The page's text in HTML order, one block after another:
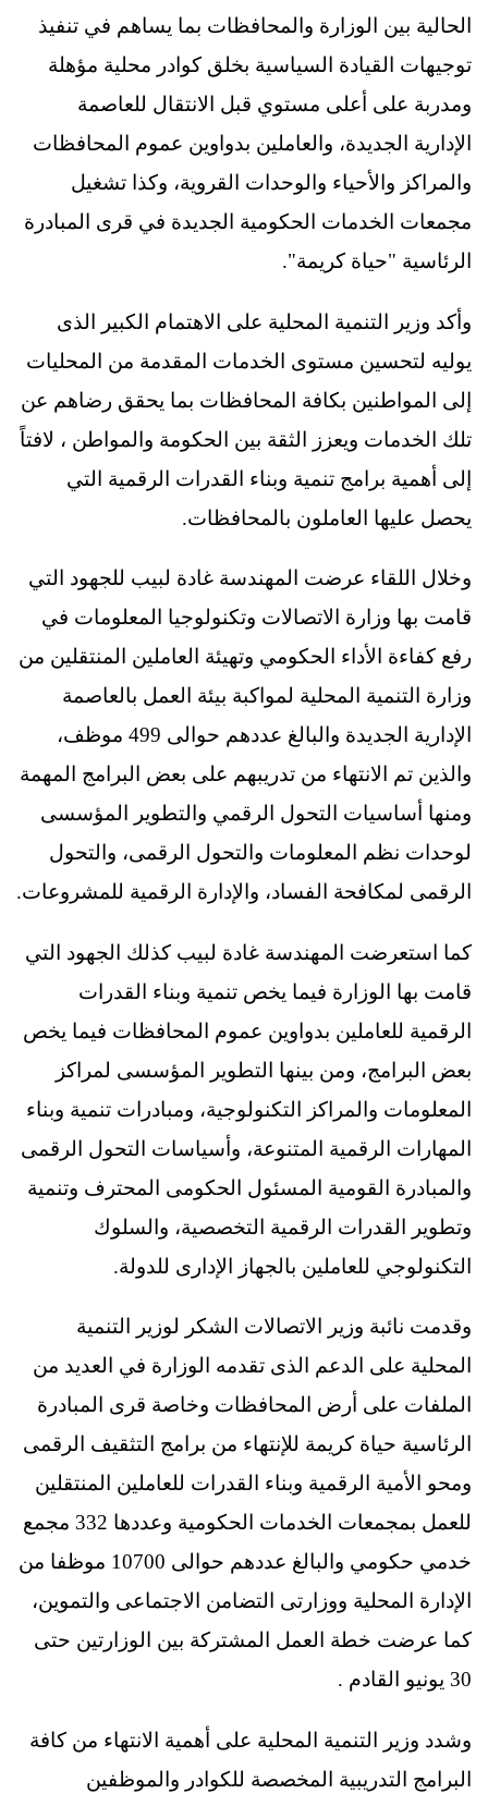
الحالية بين الوزارة والمحافظات بما يساهم في تنفيذ
توجيهات القيادة السياسية بخلق كوادر محلية مؤهلة
ومدربة على أعلى مستوي قبل الانتقال للعاصمة
الإدارية الجديدة، والعاملين بدواوين عموم المحافظات
والمراكز والأحياء والوحدات القروية، وكذا تشغيل
مجمعات الخدمات الحكومية الجديدة في قرى المبادرة
الرئاسية "حياة كريمة".
وأكد وزير التنمية المحلية على الاهتمام الكبير الذى
يوليه لتحسين مستوى الخدمات المقدمة من المحليات
إلى المواطنين بكافة المحافظات بما يحقق رضاهم عن
تلك الخدمات ويعزز الثقة بين الحكومة والمواطن ، لافتاً
إلى أهمية برامج تنمية وبناء القدرات الرقمية التي
يحصل عليها العاملون بالمحافظات.
وخلال اللقاء عرضت المهندسة غادة لبيب للجهود التي
قامت بها وزارة الاتصالات وتكنولوجيا المعلومات في
رفع كفاءة الأداء الحكومي وتهيئة العاملين المنتقلين من
وزارة التنمية المحلية لمواكبة بيئة العمل بالعاصمة
الإدارية الجديدة والبالغ عددهم حوالى 499 موظف،
والذين تم الانتهاء من تدريبهم على بعض البرامج المهمة
ومنها أساسيات التحول الرقمي والتطوير المؤسسى
لوحدات نظم المعلومات والتحول الرقمى، والتحول
الرقمى لمكافحة الفساد، والإدارة الرقمية للمشروعات.
كما استعرضت المهندسة غادة لبيب كذلك الجهود التي
قامت بها الوزارة فيما يخص تنمية وبناء القدرات
الرقمية للعاملين بدواوين عموم المحافظات فيما يخص
بعض البرامج، ومن بينها التطوير المؤسسى لمراكز
المعلومات والمراكز التكنولوجية، ومبادرات تنمية وبناء
المهارات الرقمية المتنوعة، وأسياسات التحول الرقمى
والمبادرة القومية المسئول الحكومى المحترف وتنمية
وتطوير القدرات الرقمية التخصصية، والسلوك
التكنولوجي للعاملين بالجهاز الإدارى للدولة.
وقدمت نائبة وزير الاتصالات الشكر لوزير التنمية
المحلية على الدعم الذى تقدمه الوزارة في العديد من
الملفات على أرض المحافظات وخاصة قرى المبادرة
الرئاسية حياة كريمة للإنتهاء من برامج التثقيف الرقمى
ومحو الأمية الرقمية وبناء القدرات للعاملين المنتقلين
للعمل بمجمعات الخدمات الحكومية وعددها 332 مجمع
خدمي حكومي والبالغ عددهم حوالى 10700 موظفا من
الإدارة المحلية ووزارتى التضامن الاجتماعى والتموين،
كما عرضت خطة العمل المشتركة بين الوزارتين حتى
30 يونيو القادم .
وشدد وزير التنمية المحلية على أهمية الانتهاء من كافة
البرامج التدريبية المخصصة للكوادر والموظفين